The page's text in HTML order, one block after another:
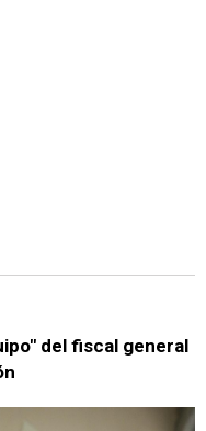
del fiscal general